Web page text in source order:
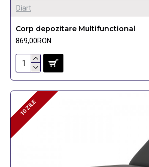
Diart
Corp depozitare Multifunctional
869,00RON
10 ZILE
10 ZILE